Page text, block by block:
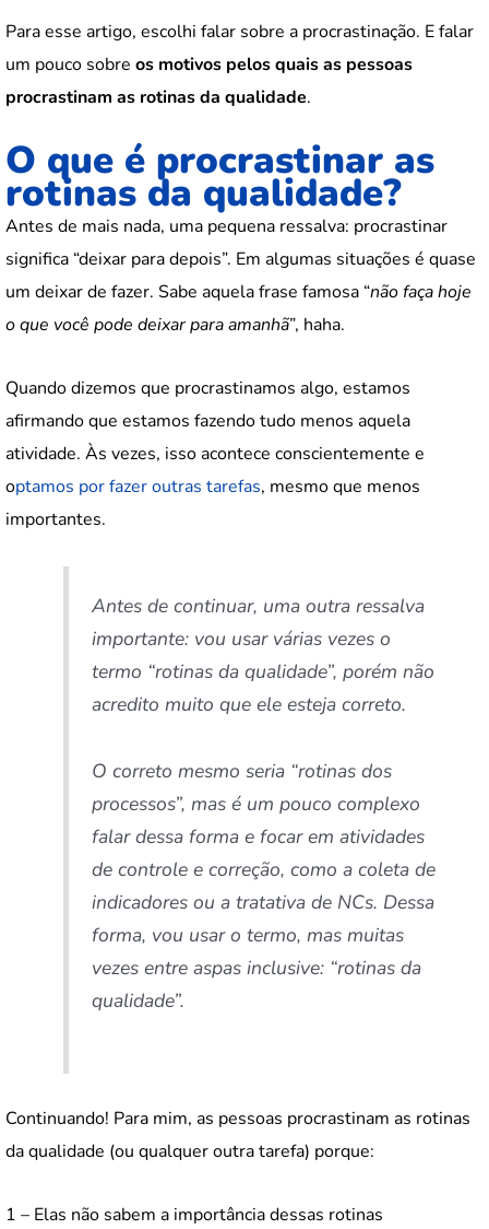
Para esse artigo, escolhi falar sobre a procrastinação. E falar
um pouco sobre os motivos pelos quais as pessoas
procrastinam as rotinas da qualidade.
O que é procrastinar as
rotinas da qualidade?
Antes de mais nada, uma pequena ressalva: procrastinar
significa “deixar para depois”. Em algumas situações é quase
um deixar de fazer. Sabe aquela frase famosa “não faça hoje
o que você pode deixar para amanhã”, haha.
Quando dizemos que procrastinamos algo, estamos
afirmando que estamos fazendo tudo menos aquela
atividade. Às vezes, isso acontece conscientemente e
optamos por fazer outras tarefas, mesmo que menos
importantes.
Antes de continuar, uma outra ressalva
importante: vou usar várias vezes o
termo “rotinas da qualidade”, porém não
acredito muito que ele esteja correto.
O correto mesmo seria “rotinas dos
processos”, mas é um pouco complexo
falar dessa forma e focar em atividades
de controle e correção, como a coleta de
indicadores ou a tratativa de NCs. Dessa
forma, vou usar o termo, mas muitas
vezes entre aspas inclusive: “rotinas da
qualidade”.
Continuando! Para mim, as pessoas procrastinam as rotinas
da qualidade (ou qualquer outra tarefa) porque:
1 – Elas não sabem a importância dessas rotinas